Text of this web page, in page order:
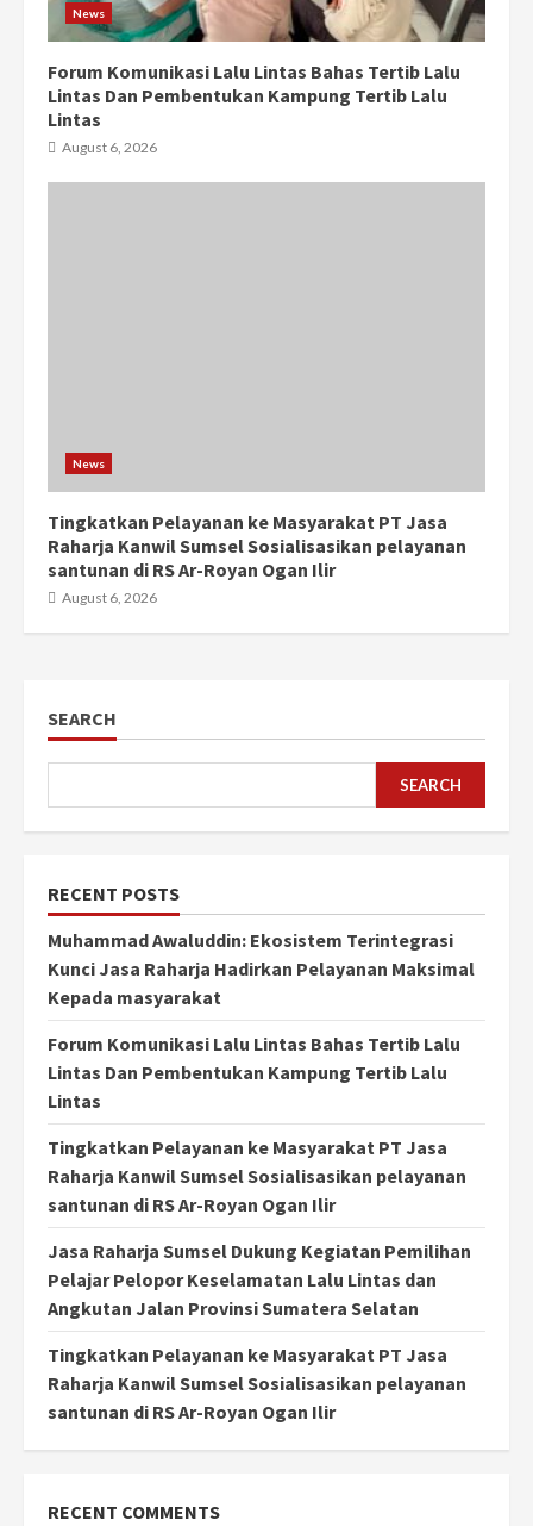
News
Forum Komunikasi Lalu Lintas Bahas Tertib Lalu
Lintas Dan Pembentukan Kampung Tertib Lalu
Lintas
August 6, 2026
News
Tingkatkan Pelayanan ke Masyarakat PT Jasa
Raharja Kanwil Sumsel Sosialisasikan pelayanan
santunan di RS Ar-Royan Ogan Ilir
August 6, 2026
SEARCH
SEARCH
RECENT POSTS
Muhammad Awaluddin: Ekosistem Terintegrasi
Kunci Jasa Raharja Hadirkan Pelayanan Maksimal
Kepada masyarakat
Forum Komunikasi Lalu Lintas Bahas Tertib Lalu
Lintas Dan Pembentukan Kampung Tertib Lalu
Lintas
Tingkatkan Pelayanan ke Masyarakat PT Jasa
Raharja Kanwil Sumsel Sosialisasikan pelayanan
santunan di RS Ar-Royan Ogan Ilir
Jasa Raharja Sumsel Dukung Kegiatan Pemilihan
Pelajar Pelopor Keselamatan Lalu Lintas dan
Angkutan Jalan Provinsi Sumatera Selatan
Tingkatkan Pelayanan ke Masyarakat PT Jasa
Raharja Kanwil Sumsel Sosialisasikan pelayanan
santunan di RS Ar-Royan Ogan Ilir
RECENT COMMENTS